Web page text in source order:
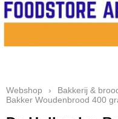
Home
Contact
Webshop › Bakkerij &
Bakker Woudenbrood 400